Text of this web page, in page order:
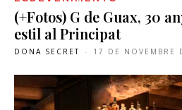
(+Fotos) G de Guax, 30
estil al Principat
DONA SECRET - 17 DE NOVEMBRE